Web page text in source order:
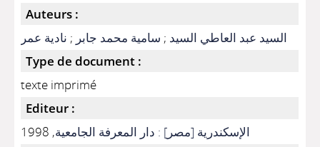
Auteurs :
السيد عبد العاطي السيد ; سامية محمد جابر ; نادية عمر
Type de document :
texte imprimé
Editeur :
الإسكندرية [مصر] : دار المعرفة الجامعية, 1998